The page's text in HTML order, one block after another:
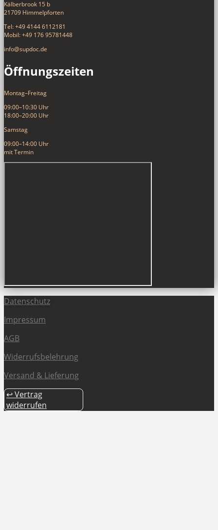
Kälberbrook 15 b
21709 Himmelpforten
Tel: +49 4144 6112181
Mobil: +49 176 95781448
info@supdoc.de
Öffnungszeiten
Montag–Freitag
09:00–10:30 Uhr
18:00–20:00 Uhr
Samstag
09:00–14:00 Uhr
mit Termin
Datenschutz
Impressum
AGB
Widerrufsbelehrung
Versand & Lieferung
↩ Vertrag
widerrufen